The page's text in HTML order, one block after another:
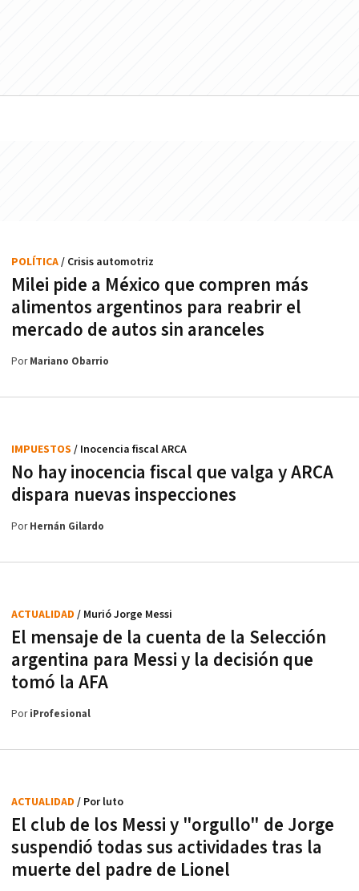
Milei pide a México que compren más
alimentos argentinos para reabrir el
mercado de autos sin aranceles
POLÍTICA/ Crisis automotriz
PorMariano Obarrio
No hay inocencia fiscal que valga y ARCA
dispara nuevas inspecciones
IMPUESTOS / Inocencia fiscal ARCA
PorHernán Gilardo
El mensaje de la cuenta de la Selección
argentina para Messi y la decisión que
tomó la AFA
ACTUALIDAD / Murió Jorge Messi
PoriProfesional
El club de los Messi y "orgullo" de Jorge
suspendió todas sus actividades tras la
muerte del padre de Lionel
ACTUALIDAD / Por luto